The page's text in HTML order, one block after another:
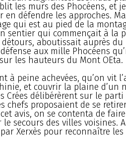
les murs des Phocéens, et
en défendre les approches.
qui est au pied de la
sentier qui commençait à la
aboutissait auprès du
aux mille Phocéens
les hauteurs du Mont OEta.
à peine achevées, qu’on vit
et couvrir la plaine d’un
Crées délibérèrent sur le
chefs proposaient de se
avis, on se contenta de
secours des villes voisines.
Xerxès pour reconnaître